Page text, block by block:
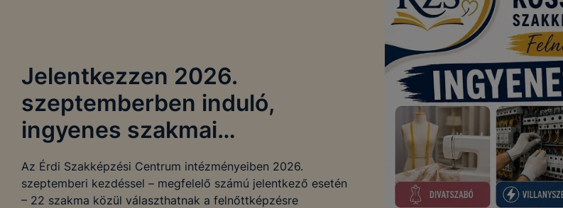
Jelentkezzen 2026.
szeptemberben induló,
ingyenes szakmai
képzéseinkre!
Az Érdi Szakképzési Centrum intézményeiben 2026.
szeptemberi kezdéssel – megfelelő számú jelentkező esetén
– 22 szakma közül választhatnak a felnőttképzésre